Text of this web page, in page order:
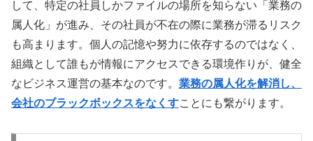
して、特定の社員しかファイルの場所を知らない「業務の
属人化」が進み、その社員が不在の際に業務が滞るリスク
も高まります。個人の記憶や努力に依存するのではなく、
組織として誰もが情報にアクセスできる環境作りが、健全
なビジネス運営の基本なのです。 業務の属人化を解消し、
会社のブラックボックスをなくすことにも繋がります。